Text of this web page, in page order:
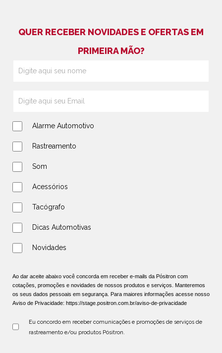
QUER RECEBER NOVIDADES E OFERTAS EM
PRIMEIRA MÃO?
Alarme Automotivo
Rastreamento
Som
Acessórios
Tacógrafo
Dicas Automotivas
Novidades
Ao dar aceite abaixo você concorda em receber e-mails da Pósitron com
cotações, promoções e novidades de nossos produtos e serviços. Manteremos
os seus dados pessoais em segurança. Para maiores informações acesse nosso
Aviso de Privacidade: https://stage.positron.com.br/aviso-de-privacidade
Eu concordo em receber comunicações e promoções de serviços de
rastreamento e/ou produtos Pósitron.